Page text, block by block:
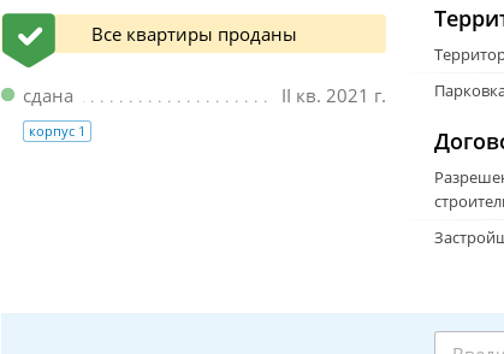
Все квартиры проданы
II кв. 2021 г.
сдана
корпус 1